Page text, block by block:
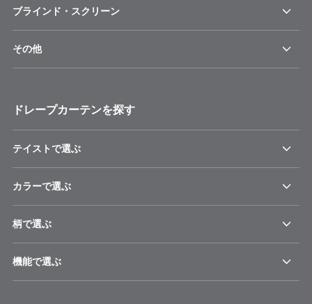
ブラインド・スクリーン
その他
ドレープカーテンを探す
テイストで選ぶ
カラーで選ぶ
柄で選ぶ
機能で選ぶ